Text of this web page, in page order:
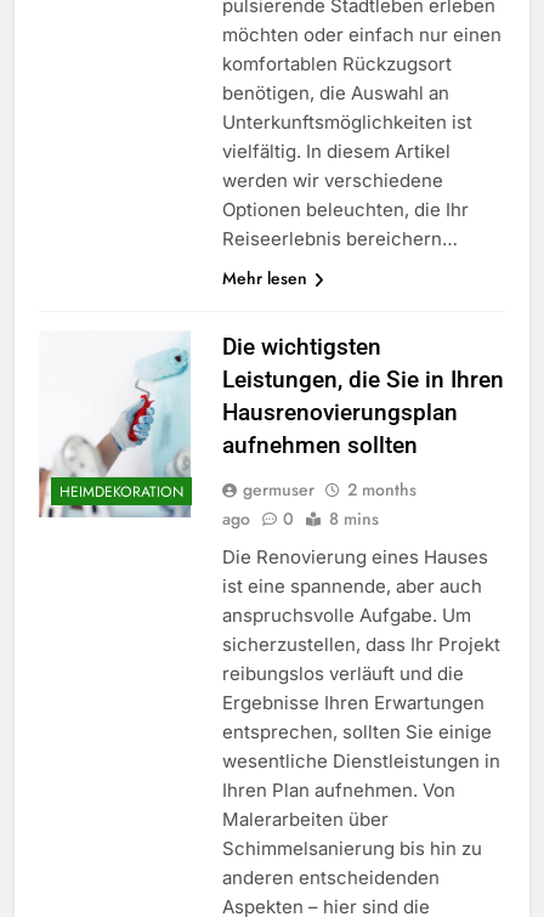
pulsierende Stadtleben erleben
möchten oder einfach nur einen
komfortablen Rückzugsort
benötigen, die Auswahl an
Unterkunftsmöglichkeiten ist
vielfältig. In diesem Artikel
werden wir verschiedene
Optionen beleuchten, die Ihr
Reiseerlebnis bereichern…
Mehr lesen
HEIMDEKORATION
Die wichtigsten
Leistungen, die Sie in Ihren
Hausrenovierungsplan
aufnehmen sollten
germuser
2 months
ago
0 8 mins
Die Renovierung eines Hauses
ist eine spannende, aber auch
anspruchsvolle Aufgabe. Um
sicherzustellen, dass Ihr Projekt
reibungslos verläuft und die
Ergebnisse Ihren Erwartungen
entsprechen, sollten Sie einige
wesentliche Dienstleistungen in
Ihren Plan aufnehmen. Von
Malerarbeiten über
Schimmelsanierung bis hin zu
anderen entscheidenden
Aspekten – hier sind die